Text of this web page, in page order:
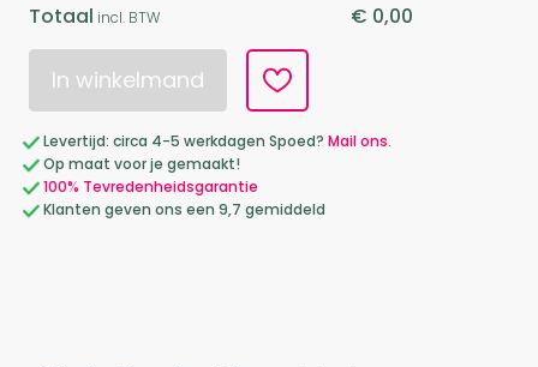
Totaal incl. BTW € 0,00
In winkelmand
Levertijd: circa 4-5 werkdagen Spoed? Mail ons.
Op maat voor je gemaakt!
100% Tevredenheidsgarantie
Klanten geven ons een 9,7 gemiddeld